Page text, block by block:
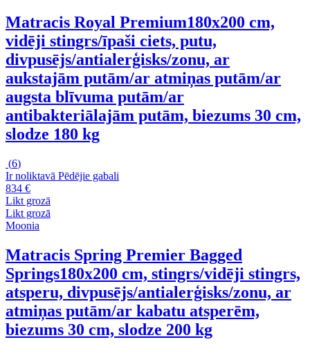
Matracis Royal Premium180x200 cm,
vidēji stingrs/īpaši ciets, putu,
divpusējs/antialerģisks/zonu, ar
aukstajām putām/ar atmiņas putām/ar
augsta blīvuma putām/ar
antibakteriālajām putām, biezums 30 cm,
slodze 180 kg
(6)
Ir noliktavā Pēdējie gabali
834 €
Likt grozā
Likt grozā
Moonia
Matracis Spring Premier Bagged
Springs180x200 cm, stingrs/vidēji stingrs,
atsperu, divpusējs/antialerģisks/zonu, ar
atmiņas putām/ar kabatu atsperēm,
biezums 30 cm, slodze 200 kg